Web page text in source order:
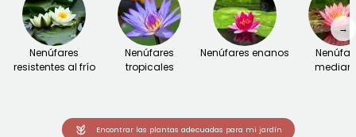
Nenúfares
resistentes al frío
Nenúfares
tropicales
Nenúfares enanos
→
Encontrar las plantas adecuadas para mi jardín